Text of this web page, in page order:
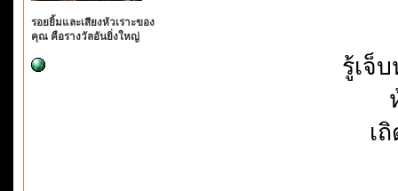
รอยยิ้มและเสียงหัวเราะของ
คุณ คือรางวัลอันยิ่งใหญ่
รู้เจ็
เ